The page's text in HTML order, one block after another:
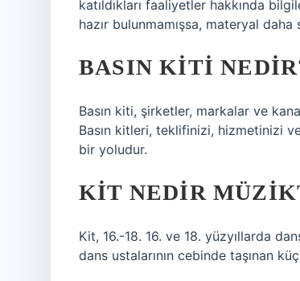
katıldıkları faaliyetler hakkında
hazır bulunmamışsa, materyal
BASIN KITI
Basın kiti, şirketler, markalar ve
Basın kitleri, teklifinizi, hizmetinizi
bir yoludur.
KIT NEDIR
Kit, 16.-18. 16. ve 18. yüzyıllarda
dans ustalarının cebinde taşınan